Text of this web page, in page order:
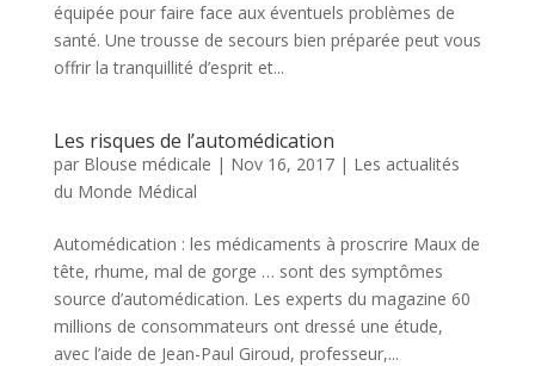
équipée pour faire face aux éventuels problèmes de
santé. Une trousse de secours bien préparée peut vous
offrir la tranquillité d’esprit et...
Les risques de l’automédication
par Blouse médicale | Nov 16, 2017| Les actualités
du Monde Médical
Automédication : les médicaments à proscrire Maux de
tête, rhume, mal de gorge … sont des symptômes
source d’automédication. Les experts du magazine 60
millions de consommateurs ont dressé une étude,
avec l’aide de Jean-Paul Giroud, professeur,...